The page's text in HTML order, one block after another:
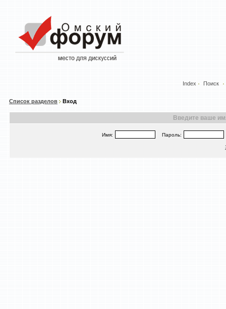
Index Поиск
Список разделов Вход
Введите ваше
Имя: Пароль: